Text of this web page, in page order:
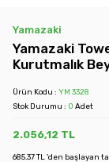
Yamazaki
Yamazaki
Kurutmalık
Ürün Kodu : YM 3328
Stok Durumu : 0 Adet
2.056,12 TL
685.37 TL 'den başlayan